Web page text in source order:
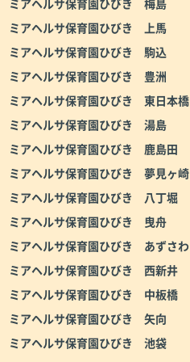
ミアヘルサ保育園ひびき 上馬
ミアヘルサ保育園ひびき 駒込
ミアヘルサ保育園ひびき 豊洲
ミアヘルサ保育園ひびき 東日本橋
ミアヘルサ保育園ひびき 湯島
ミアヘルサ保育園ひびき 鹿島田
ミアヘルサ保育園ひびき 夢見ヶ崎
ミアヘルサ保育園ひびき 八丁堀
ミアヘルサ保育園ひびき 曳舟
ミアヘルサ保育園ひびき あずさわ
ミアヘルサ保育園ひびき 西新井
ミアヘルサ保育園ひびき 中板橋
ミアヘルサ保育園ひびき 矢向
ミアヘルサ保育園ひびき 池袋